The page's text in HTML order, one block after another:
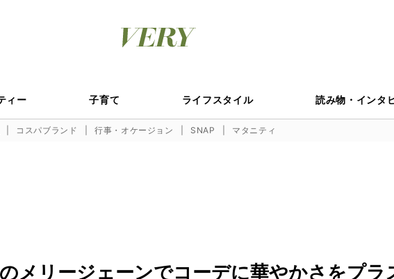
ィー 子育て ライフスタイル 読み物・インタ
コスパブランド 行事・オケージョン SNAP マタニティ
メリージェーンでコーデに華やかさをプラ